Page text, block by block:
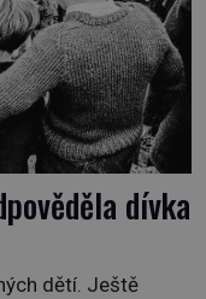
dívka
dětí. Ještě